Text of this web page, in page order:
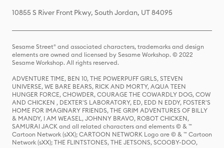
10855 S River Front Pkwy, South Jordan, UT 84095
Sesame Street® and associated characters, trademarks and design
elements are owned and licensed by Sesame Workshop. © 2022
Sesame Workshop. All rights reserved.
ADVENTURE TIME, BEN 10, THE POWERPUFF GIRLS, STEVEN
UNIVERSE, WE BARE BEARS, RICK AND MORTY, AQUA TEEN
HUNGER FORCE, CHOWDER, COURAGE THE COWARDLY DOG, COW
AND CHICKEN , DEXTER'S LABORATORY, ED, EDD N EDDY, FOSTER'S
HOME FOR IMAGINARY FRIENDS, THE GRIM ADVENTURES OF BILLY
& MANDY, I AM WEASEL, JOHNNY BRAVO, ROBOT CHICKEN,
SAMURAI JACK and all related characters and elements © & ™
Cartoon Network (sXX); CARTOON NETWORK Logo are © & ™ Cartoon
Network (sXX); THE FLINTSTONES, THE JETSONS, SCOOBY-DOO,